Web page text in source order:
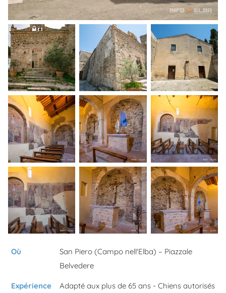
Où
San Piero (Campo nell'Elba) – Piazzale
Belvedere
Expérience
Adapté aux plus de 65 ans - Chiens autorisés